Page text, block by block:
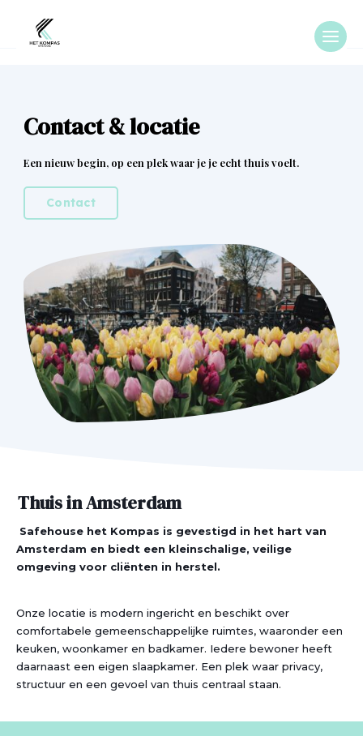
Contact & locatie
Een nieuw begin, op een plek waar je je echt thuis voelt.
Contact
Thuis in Amsterdam
Safehouse het Kompas is gevestigd in het hart van
Amsterdam en biedt een kleinschalige, veilige
omgeving voor cliënten in herstel.
Onze locatie is modern ingericht en beschikt over
comfortabele gemeenschappelijke ruimtes, waaronder een
keuken, woonkamer en badkamer. Iedere bewoner heeft
daarnaast een eigen slaapkamer. Een plek waar privacy,
structuur en een gevoel van thuis centraal staan.